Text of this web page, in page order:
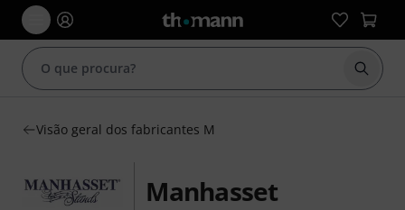
Iniciar
Visão geral dos fabricantes M
Manhasset